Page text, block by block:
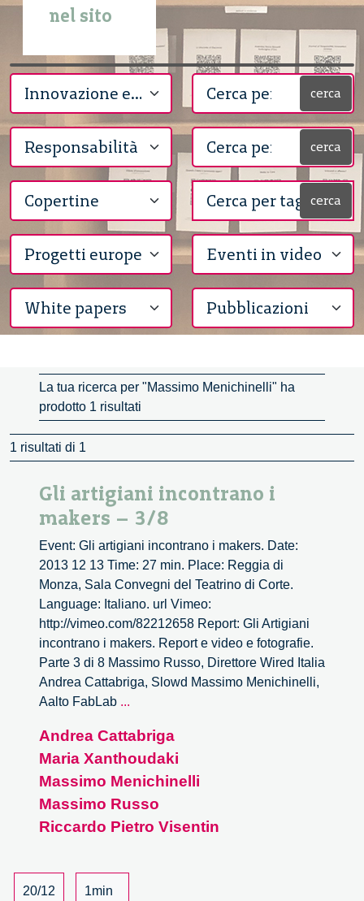
nel sito
cerca
cerca
cerca
La tua ricerca per "Massimo Menichinelli" ha
prodotto 1 risultati
1 risultati di 1
Gli artigiani incontrano i
makers – 3/8
Event: Gli artigiani incontrano i makers. Date:
2013 12 13 Time: 27 min. Place: Reggia di
Monza, Sala Convegni del Teatrino di Corte.
Language: Italiano. url Vimeo:
http://vimeo.com/82212658 Report: Gli Artigiani
incontrano i makers. Report e video e fotografie.
Parte 3 di 8 Massimo Russo, Direttore Wired Italia
Andrea Cattabriga, Slowd Massimo Menichinelli,
Aalto FabLab ...
incontrano
i
makers
–
Andrea Cattabriga
Maria Xanthoudaki
Massimo Menichinelli
Massimo Russo
Riccardo Pietro Visentin
20/12
1min